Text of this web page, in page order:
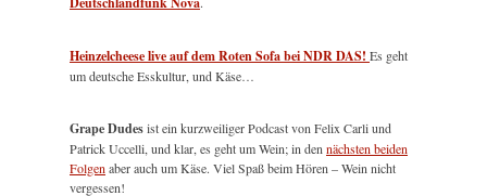
Heinzelcheese live auf dem Roten Sofa bei NDR DAS! Es geht
um deutsche Esskultur, und Käse…
Grape Dudesist ein kurzweiliger Podcast von Felix Carli und
Patrick Uccelli, und klar, es geht um Wein; in den nächsten beiden
Folgen aber auch um Käse. Viel Spaß beim Hören – Wein nicht
vergessen!